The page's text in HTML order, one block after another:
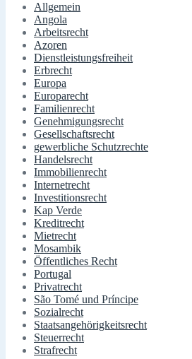
Allgemein
Angola
Arbeitsrecht
Azoren
Dienstleistungsfreiheit
Erbrecht
Europa
Europarecht
Familienrecht
Genehmigungsrecht
Gesellschaftsrecht
gewerbliche Schutzrechte
Handelsrecht
Immobilienrecht
Internetrecht
Investitionsrecht
Kap Verde
Kreditrecht
Mietrecht
Mosambik
Öffentliches Recht
Portugal
Privatrecht
São Tomé und Príncipe
Sozialrecht
Staatsangehörigkeitsrecht
Steuerrecht
Strafrecht